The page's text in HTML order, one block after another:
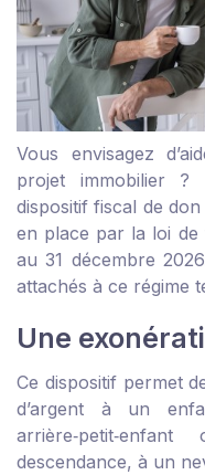
Vous envisagez
projet immobilier
dispositif fiscal de don
en place par la loi
au 31 décembre
attachés à ce régime
Une
Ce dispositif permet
d’argent à un
descendance, à un